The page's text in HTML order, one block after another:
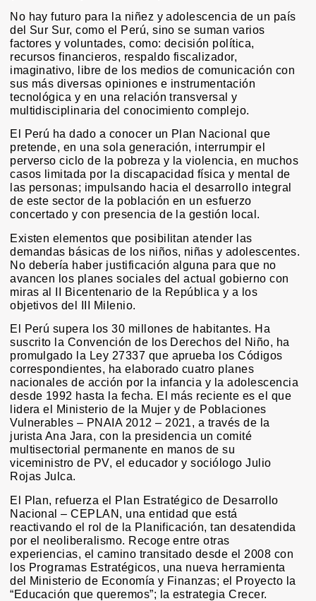
No hay futuro para la niñez y adolescencia de un país
del Sur Sur, como el Perú, sino se suman varios
factores y voluntades, como: decisión política,
recursos financieros, respaldo fiscalizador,
imaginativo, libre de los medios de comunicación con
sus más diversas opiniones e instrumentación
tecnológica y en una relación transversal y
multidisciplinaria del conocimiento complejo.
El Perú ha dado a conocer un Plan Nacional que
pretende, en una sola generación, interrumpir el
perverso ciclo de la pobreza y la violencia, en muchos
casos limitada por la discapacidad física y mental de
las personas; impulsando hacia el desarrollo integral
de este sector de la población en un esfuerzo
concertado y con presencia de la gestión local.
Existen elementos que posibilitan atender las
demandas básicas de los niños, niñas y adolescentes.
No debería haber justificación alguna para que no
avancen los planes sociales del actual gobierno con
miras al II Bicentenario de la República y a los
objetivos del III Milenio.
El Perú supera los 30 millones de habitantes. Ha
suscrito la Convención de los Derechos del Niño, ha
promulgado la Ley 27337 que aprueba los Códigos
correspondientes, ha elaborado cuatro planes
nacionales de acción por la infancia y la adolescencia
desde 1992 hasta la fecha. El más reciente es el que
lidera el Ministerio de la Mujer y de Poblaciones
Vulnerables – PNAIA 2012 – 2021, a través de la
jurista Ana Jara, con la presidencia un comité
multisectorial permanente en manos de su
viceministro de PV, el educador y sociólogo Julio
Rojas Julca.
El Plan, refuerza el Plan Estratégico de Desarrollo
Nacional – CEPLAN, una entidad que está
reactivando el rol de la Planificación, tan desatendida
por el neoliberalismo. Recoge entre otras
experiencias, el camino transitado desde el 2008 con
los Programas Estratégicos, una nueva herramienta
del Ministerio de Economía y Finanzas; el Proyecto la
“Educación que queremos”; la estrategia Crecer.